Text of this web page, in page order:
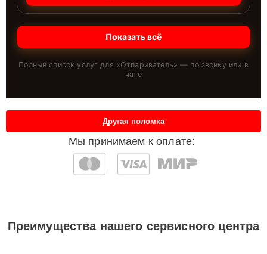
Показать всё
Полный список услуг для «Отпариватель» — по звонку или в
чате
Мы принимаем к оплате:
Другая поломка
Преимущества нашего сервисного центра